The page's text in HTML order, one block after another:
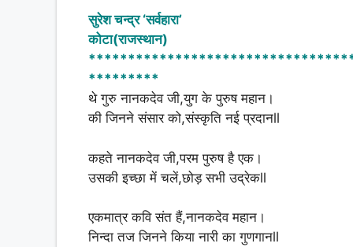
at
s
A
p
p
e
o
o
k
e
सुरेश चन्द्र ‘सर्वहारा’
कोटा(राजस्थान)
*********
थे गुरु नानकदेव जी,युग के पुरुष महान।
की जिनने संसार को,संस्कृति नई प्रदानll
कहते नानकदेव जी,परम पुरुष है एक।
उसकी इच्छा में चलें,छोड़ सभी उद्रेकll
एकमात्र कवि संत हैं,नानकदेव महान।
निन्दा तज जिनने किया नारी का गुणगानll